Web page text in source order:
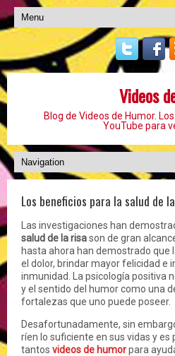
Videos
Blog de Videos de Humor.
YouTube para
Los beneficios para la salud de
Las investigaciones han
salud de la risason de gran
hasta ahora han demostrado que
el dolor, brindar mayor felicidad e
inmunidad. La psicología positiva
y el sentido del humor como una
fortalezas que uno puede poseer.
Desafortunadamente, sin
ríen lo suficiente en sus vidas y
tantos videos de humorpara